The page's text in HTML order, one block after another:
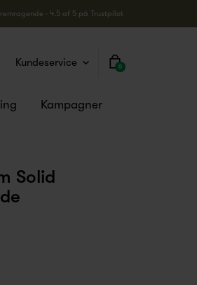
· 4.5 af 5 på Trustpilot
0
Kundeservice
Kampagner
Solid